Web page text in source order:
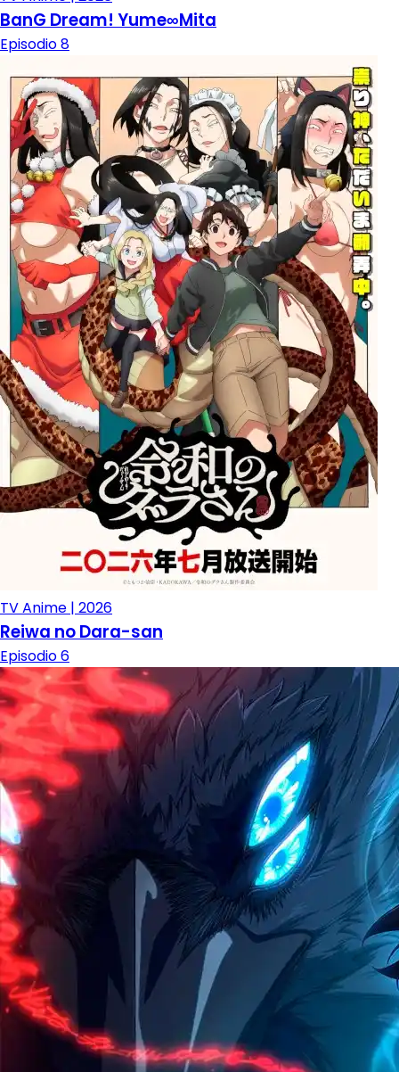
BanG Dream! Yume∞Mita
Episodio 8
TV Anime | 2026
Reiwa no Dara-san
Episodio 6